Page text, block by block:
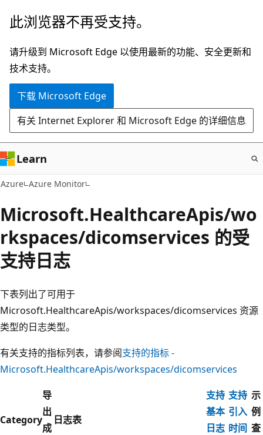
跳
主
要
内
此浏览器不再受支持。
请升级到 Microsoft Edge 以使用最新的功能、安全更新和
技术支持。
下载 Microsoft Edge
有关 Internet Explorer 和 Microsoft Edge 的详细信息
Learn
Azure Azure Monitor
Microsoft.HealthcareApis/wo
rkspaces/dicomservices 的受
支持日志
下表列出了可用于
Microsoft.HealthcareApis/workspaces/dicomservices 资源
类型的日志类型。
有关支持的指标列表，请参阅支持的指标 -
Microsoft.HealthcareApis/workspaces/dicomservices
Category
导
出
成
日志表
支持
基本
日志
支持
引入
时间
示
例
查